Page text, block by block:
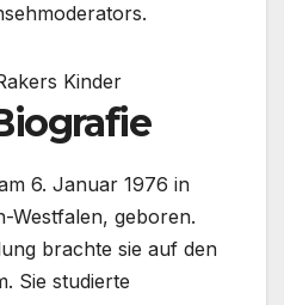
6. Januar 1976 in
Westfalen, geboren.
brachte sie auf den
Sie studierte